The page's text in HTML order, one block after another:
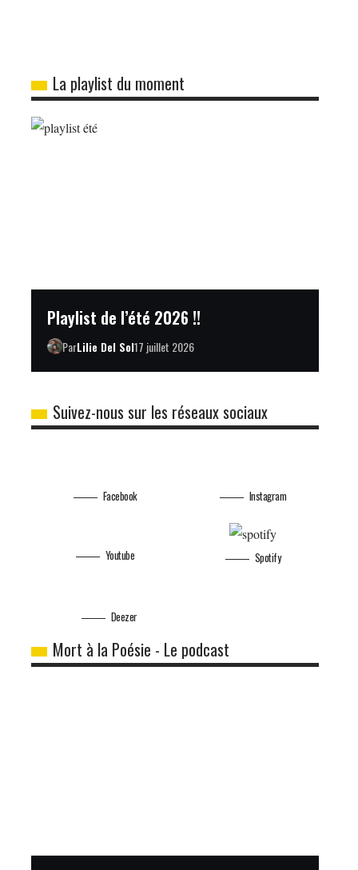
La playlist du moment
Playlist de l’été 2026 !!
ParLilie Del Sol17 juillet 2026
Suivez-nous sur les réseaux sociaux
Facebook
Youtube
Instagram
Spotify
Deezer
Mort à la Poésie - Le podcast